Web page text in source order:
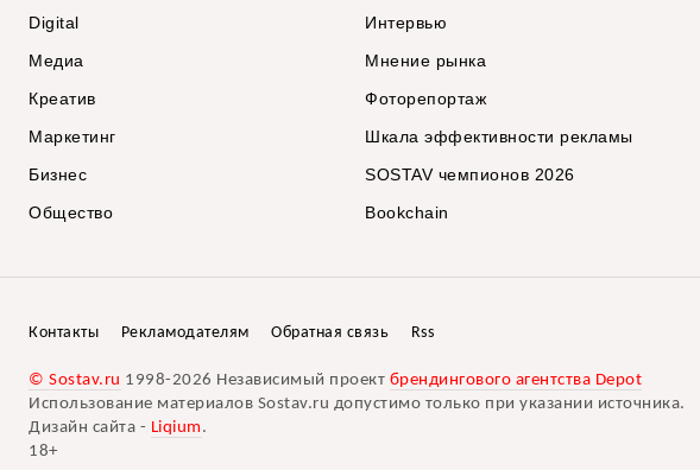
Digital
Медиа
Креатив
Маркетинг
Бизнес
Общество
Интервью
Мнение рынка
Фоторепортаж
Шкала эффективности рекламы
SOSTAV чемпионов 2026
Bookchain
Контакты Рекламодателям Обратная связь Rss
© Sostav.ru 1998-2026 Независимый проект брендингового агентства Depot
Использование материалов Sostav.ru допустимо только при указании источника.
Дизайн сайта - Liqium .
18+